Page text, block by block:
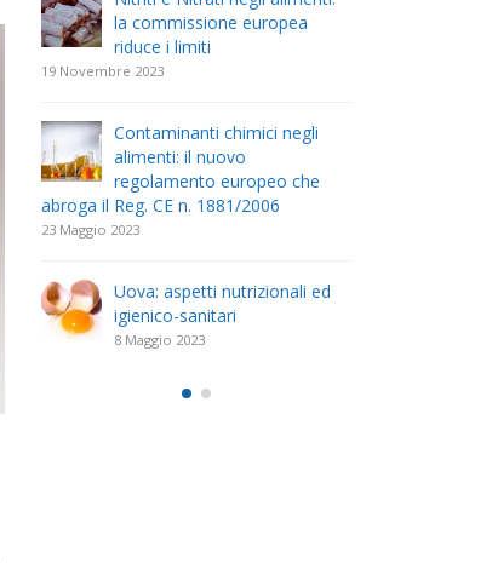
la commissione europea
riduce i limiti
19 Novembre 2023
Contaminanti chimici negli
alimenti: il nuovo
regolamento europeo che
abroga il Reg. CE n. 1881/2006
23 Maggio 2023
Uova: aspetti nutrizionali ed
igienico-sanitari
8 Maggio 2023